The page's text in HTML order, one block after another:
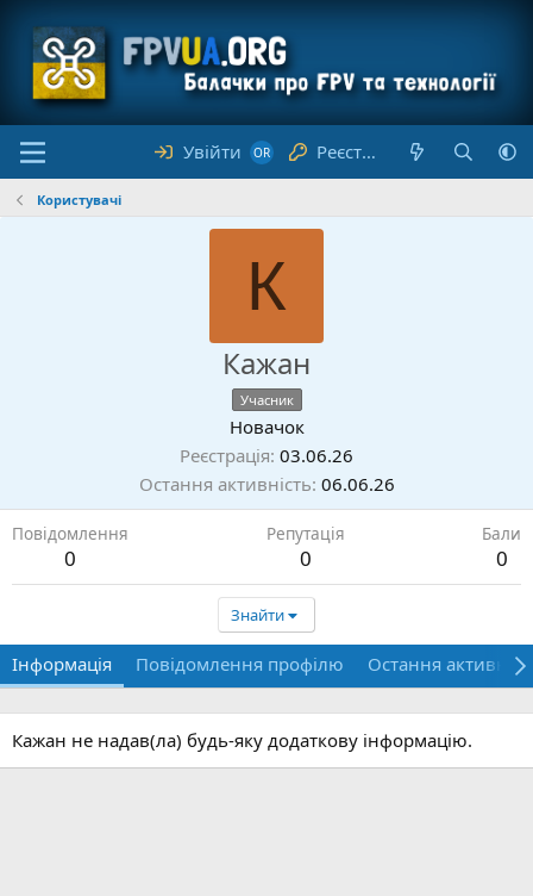
Увійти Реєстрація
Користувачі
К
Кажан
Учасник
Новачок
Реєстрація 03.06.26
Остання активність 06.06.26
Повідомлення
0
Репутація
0
Бали
0
Знайти
Інформація Повідомлення профілю Остання
Кажан не надав(ла) будь-яку додаткову інформацію.